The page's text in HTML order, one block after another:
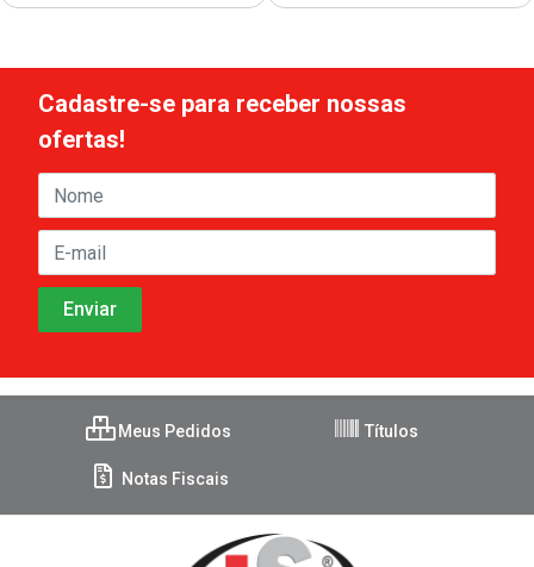
Cadastre-se para receber nossas
ofertas!
Meus Pedidos Títulos
Notas Fiscais